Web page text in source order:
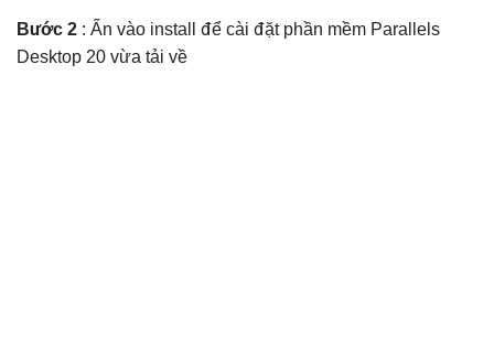
Bước 2 : Ấn vào install để cài đặt phần mềm Parallels
Desktop 20 vừa tải về